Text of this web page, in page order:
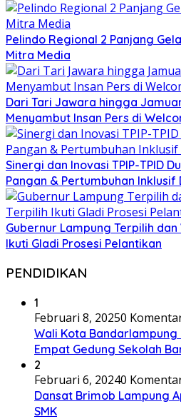
Pelindo Regional 2 Panjang
Mitra Media
Dari Tari Jawara hingga
Menyambut Insan Pers di
Sinergi dan Inovasi TPIP-TPID
Pangan & Pertumbuhan Inklusif
Gubernur Lampung Terpilih
Ikuti Gladi Prosesi Pelantikan
PENDIDIKAN
1
Februari 8, 20250
Wali Kota Bandarlampung
Empat Gedung Sekolah
2
Februari 6, 20240
Dansat Brimob Lampung
SMK